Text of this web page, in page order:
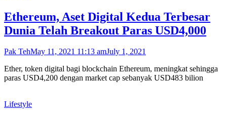
Ethereum, Aset Digital Kedua Terbesar
Dunia Telah Breakout Paras USD4,000
Pak TehMay 11, 2021 11:13 amJuly 1, 2021
Ether, token digital bagi blockchain Ethereum, meningkat sehingga
paras USD4,200 dengan market cap sebanyak USD483 bilion
Lifestyle